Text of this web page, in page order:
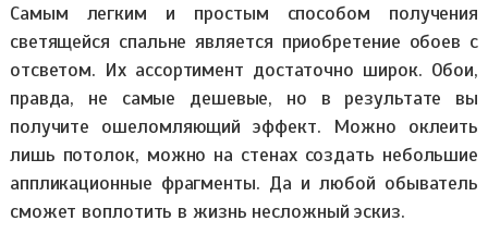
Самым легким и простым способом получения
светящейся спальне является приобретение обоев с
отсветом. Их ассортимент достаточно широк. Обои,
правда, не самые дешевые, но в результате вы
получите ошеломляющий эффект. Можно оклеить
лишь потолок, можно на стенах создать небольшие
аппликационные фрагменты. Да и любой обыватель
сможет воплотить в жизнь несложный эскиз.